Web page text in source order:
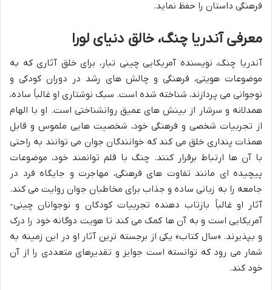
فرهنگی داستان را حفظ نماید.
معرفی آندریا چنگ، خالق دنیای لورا
آندریا چنگ، نویسنده آمریکایی چینی تبار، برای خلق آثاری که به
موضوعات هویتی، فرهنگی و چالش های رشد در دوران کودکی و
نوجوانی می پردازند، شناخته شده است. سبک نوشتاری او غالباً ساده،
همدلانه و سرشار از بینش های عمیق روانشناختی است. او با الهام
از تجربیات شخصی و فرهنگی خود، شخصیت هایی ملموس و قابل
همذات پنداری خلق می کند که خوانندگان جوان می توانند به راحتی
با آن ها ارتباط برقرار کنند. چنگ با قلم توانمند خود، موضوعات
پیچیده ای مانند تفاوت های فرهنگی، مهاجرت و جایگاه فرد در
جامعه را به زبانی ساده و جذاب برای مخاطبان جوان روایت می کند.
آثار او غالباً بازتاب دهنده تجربیات کودکان و نوجوانان چینی-
آمریکایی است و به آن ها کمک می کند تا هویت دوگانه خود را درک
و بپذیرند. «سال کتاب» یکی از برجسته ترین آثار او در این زمینه به
شمار می رود که توانسته است جوایز و تقدیرهای متعددی را از آن
خود کند.